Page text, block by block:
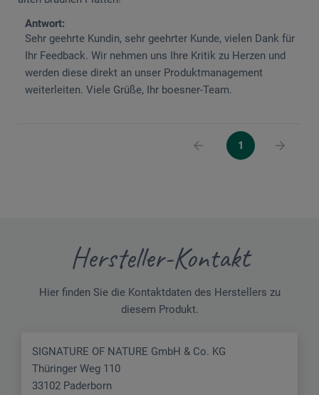
Antwort:
Sehr geehrte Kundin, sehr geehrter Kunde, vielen Dank für
Ihr Feedback. Wir nehmen uns Ihre Kritik zu Herzen und
werden diese direkt an unser Produktmanagement
weiterleiten. Viele Grüße, Ihr boesner-Team.
1
Hersteller-Kontakt
Hier finden Sie die Kontaktdaten des Herstellers zu
diesem Produkt.
SIGNATURE OF NATURE GmbH & Co. KG
Thüringer Weg 110
33102 Paderborn